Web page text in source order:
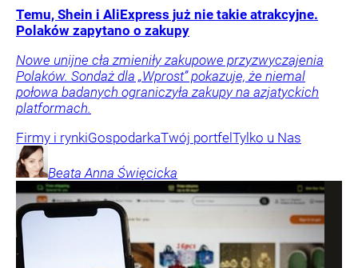
Temu, Shein i AliExpress już nie takie atrakcyjne.
Polaków zapytano o zakupy
Nowe unijne cła zmieniły zakupowe przyzwyczajenia
Polaków. Sondaż dla „Wprost” pokazuje, że niemal
połowa badanych ograniczyła zakupy na azjatyckich
platformach.
Firmy i rynkiGospodarkaTwój portfelTylko u Nas
Beata Anna Święcicka